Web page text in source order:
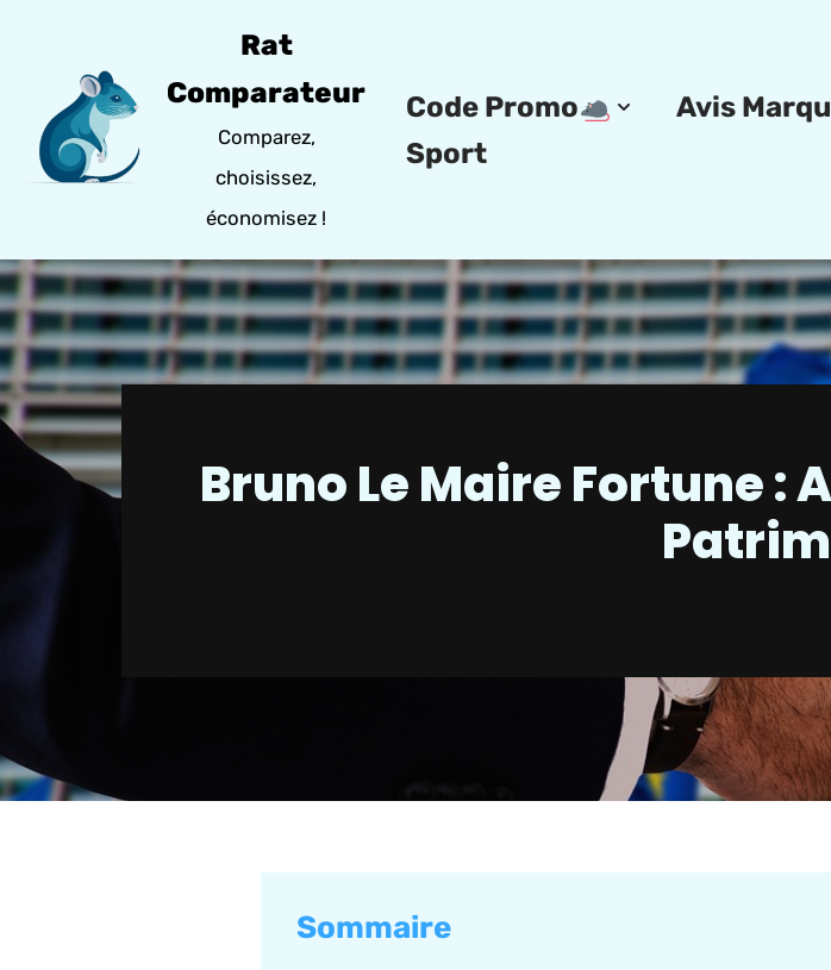
contenu
Rat
Comparateur
Comparez,
choisissez,
économisez !
Code Promo Avis
Sport
Bruno Le Maire Fortune :
Sommaire